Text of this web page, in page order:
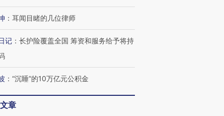
： 耳闻目睹的几位律师
记 ： 长护险覆盖全国 筹资和服务给予将持
： “沉睡”的10万亿元公积金
章